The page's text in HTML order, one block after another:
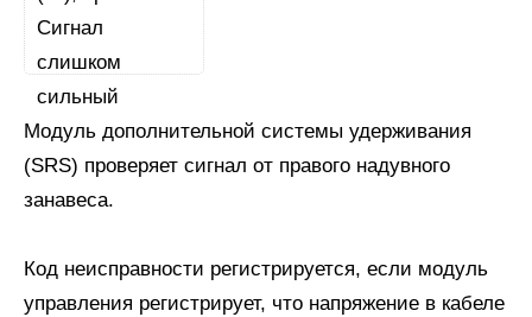
Модуль дополнительной системы удерживания
(SRS) проверяет сигнал от правого надувного
занавеса.
Код неисправности регистрируется, если модуль
управления регистрирует, что напряжение в кабеле